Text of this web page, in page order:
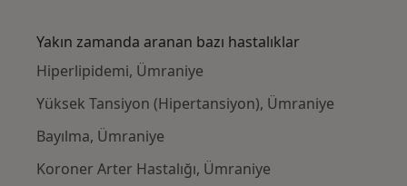
Yakın zamanda aranan bazı hastalıklar
Hiperlipidemi, Ümraniye
Yüksek Tansiyon (Hipertansiyon), Ümraniye
Bayılma, Ümraniye
Koroner Arter Hastalığı, Ümraniye